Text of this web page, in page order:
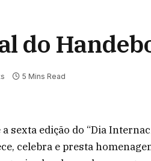
do
5 Mins Read
sexta edição do “Dia
celebra e presta